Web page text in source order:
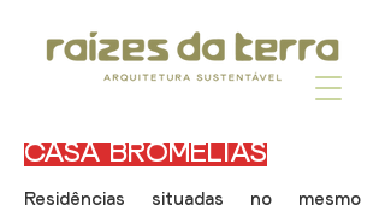
CASA BROMÉLIAS
Residências situadas no mesmo